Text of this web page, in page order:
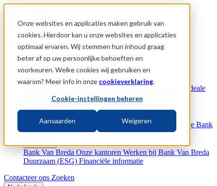
Onze websites en applicaties maken gebruik van
cookies. Hierdoor kan u onze websites en applicaties
optimaal ervaren. Wij stemmen hun inhoud graag
beter af op uw persoonlijke behoeften en
voorkeuren. Welke cookies wij gebruiken en
waarom? Meer info in onze cookieverklaring.
Cookie-instellingen beheren
Aanvaarden Weigeren
Skip to content
Bank
BetalenGeld lenenOnline bankieren
Vermogenspartner
Uw ideale
beleggingsportefeuilleBeschermingFinancieel en
Bank Van Breda Magazine Bank Van Breda Deep Dive Bank
Van Breda podcastBank Van Breda blog
Bank Van Breda Onze kantoren Werken bij Bank Van Breda
Duurzaam (ESG) Financiële informatie
Contacteer ons Zoeken